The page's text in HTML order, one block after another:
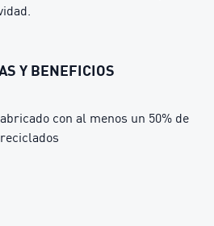
Y BENEFICIOS
con al menos un 50% de